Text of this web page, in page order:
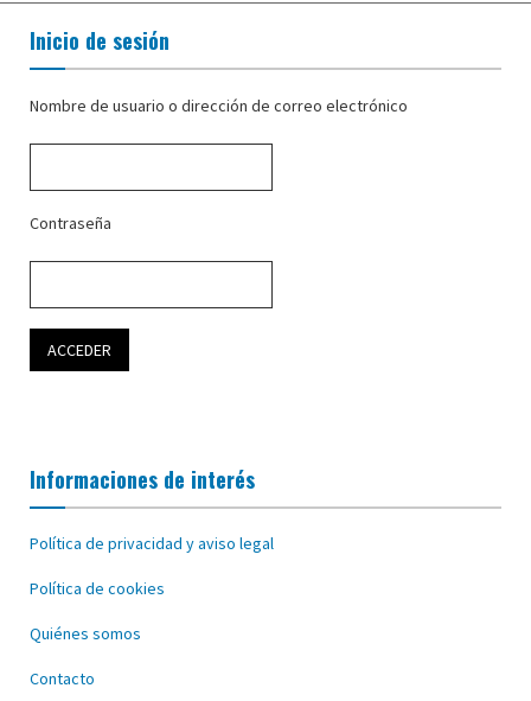
Inicio de sesión
Nombre de usuario o dirección de correo electrónico
Contraseña
Informaciones de interés
Política de privacidad y aviso legal
Política de cookies
Quiénes somos
Contacto